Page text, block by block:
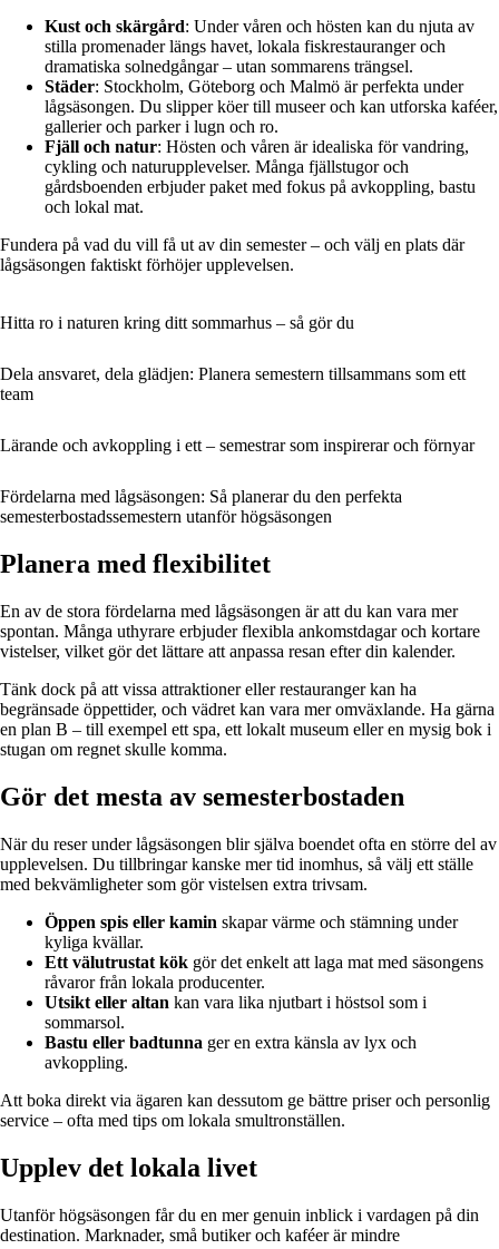
Kust och skärgård: Under våren och hösten kan du njuta av
stilla promenader längs havet, lokala fiskrestauranger och
dramatiska solnedgångar – utan sommarens trängsel.
Städer: Stockholm, Göteborg och Malmö är perfekta under
lågsäsongen. Du slipper köer till museer och kan utforska kaféer,
gallerier och parker i lugn och ro.
Fjäll och natur: Hösten och våren är idealiska för vandring,
cykling och naturupplevelser. Många fjällstugor och
gårdsboenden erbjuder paket med fokus på avkoppling, bastu
och lokal mat.
Fundera på vad du vill få ut av din semester – och välj en plats där
lågsäsongen faktiskt förhöjer upplevelsen.
Hitta ro i naturen kring ditt sommarhus – så gör du
Dela ansvaret, dela glädjen: Planera semestern tillsammans som ett
team
Lärande och avkoppling i ett – semestrar som inspirerar och förnyar
Fördelarna med lågsäsongen: Så planerar du den perfekta
semesterbostadssemestern utanför högsäsongen
Planera med flexibilitet
En av de stora fördelarna med lågsäsongen är att du kan vara mer
spontan. Många uthyrare erbjuder flexibla ankomstdagar och kortare
vistelser, vilket gör det lättare att anpassa resan efter din kalender.
Tänk dock på att vissa attraktioner eller restauranger kan ha
begränsade öppettider, och vädret kan vara mer omväxlande. Ha gärna
en plan B – till exempel ett spa, ett lokalt museum eller en mysig bok i
stugan om regnet skulle komma.
Gör det mesta av semesterbostaden
När du reser under lågsäsongen blir själva boendet ofta en större del av
upplevelsen. Du tillbringar kanske mer tid inomhus, så välj ett ställe
med bekvämligheter som gör vistelsen extra trivsam.
Öppen spis eller kamin skapar värme och stämning under
kyliga kvällar.
Ett välutrustat kök gör det enkelt att laga mat med säsongens
råvaror från lokala producenter.
Utsikt eller altan kan vara lika njutbart i höstsol som i
sommarsol.
Bastu eller badtunna ger en extra känsla av lyx och
avkoppling.
Att boka direkt via ägaren kan dessutom ge bättre priser och personlig
service – ofta med tips om lokala smultronställen.
Upplev det lokala livet
Utanför högsäsongen får du en mer genuin inblick i vardagen på din
destination. Marknader, små butiker och kaféer är mindre